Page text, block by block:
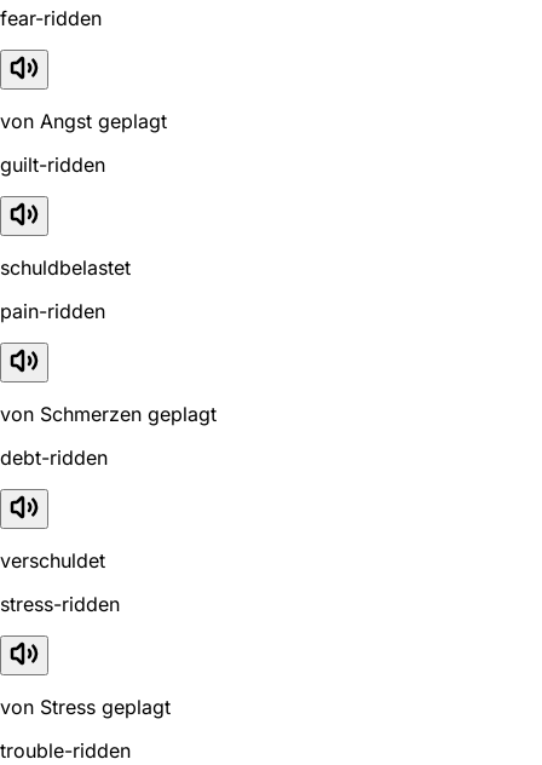
fear-ridden
von Angst geplagt
guilt-ridden
schuldbelastet
pain-ridden
von Schmerzen geplagt
debt-ridden
verschuldet
stress-ridden
von Stress geplagt
trouble-ridden